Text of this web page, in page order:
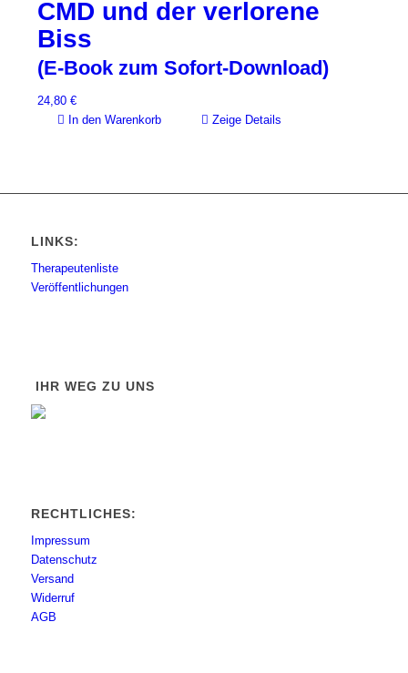
CMD und der verlorene
Biss
(E-Book zum Sofort-Download)
24,80 €
In den Warenkorb
Zeige Details
LINKS:
Therapeutenliste
Veröffentlichungen
IHR WEG ZU UNS
RECHTLICHES:
Impressum
Datenschutz
Versand
Widerruf
AGB